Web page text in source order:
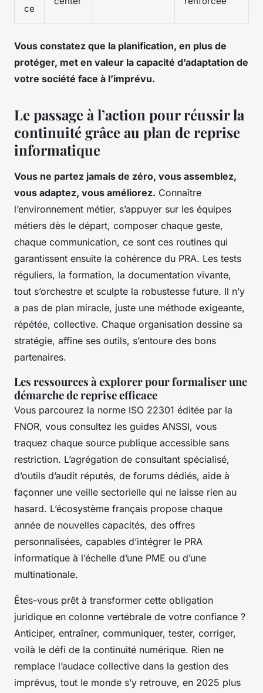
ce
Vous constatez que la planification, en plus de
protéger, met en valeur la capacité d’adaptation de
votre société face à l’imprévu.
Le passage à l’action pour réussir la
continuité grâce au plan de reprise
informatique
Vous ne partez jamais de zéro, vous assemblez,
vous adaptez, vous améliorez. Connaître
l’environnement métier, s’appuyer sur les équipes
métiers dès le départ, composer chaque geste,
chaque communication, ce sont ces routines qui
garantissent ensuite la cohérence du PRA. Les tests
réguliers, la formation, la documentation vivante,
tout s’orchestre et sculpte la robustesse future. Il n’y
a pas de plan miracle, juste une méthode exigeante,
répétée, collective. Chaque organisation dessine sa
stratégie, affine ses outils, s’entoure des bons
partenaires.
Les ressources à explorer pour formaliser une
démarche de reprise efficace
Vous parcourez la norme ISO 22301 éditée par la
FNOR, vous consultez les guides ANSSI, vous
traquez chaque source publique accessible sans
restriction. L’agrégation de consultant spécialisé,
d’outils d’audit réputés, de forums dédiés, aide à
façonner une veille sectorielle qui ne laisse rien au
hasard. L’écosystème français propose chaque
année de nouvelles capacités, des offres
personnalisées, capables d’intégrer le PRA
informatique à l’échelle d’une PME ou d’une
multinationale.
Êtes-vous prêt à transformer cette obligation
juridique en colonne vertébrale de votre confiance ?
Anticiper, entraîner, communiquer, tester, corriger,
voilà le défi de la continuité numérique. Rien ne
remplace l’audace collective dans la gestion des
imprévus, tout le monde s’y retrouve, en 2025 plus